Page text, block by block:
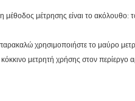
μέτρησης είναι το ακόλουθο:
χρησιμοποιήστε το μαύρο
μετρητή χρήσης στον περίεργο